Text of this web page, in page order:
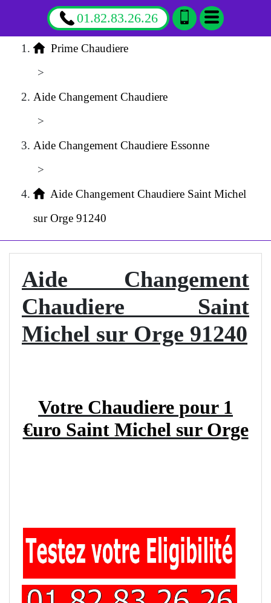
01.82.83.26.26
Prime Chaudiere
>
Aide Changement Chaudiere
>
Aide Changement Chaudiere Essonne
>
Aide Changement Chaudiere Saint Michel
sur Orge 91240
Aide Changement
Chaudiere Saint
Michel sur Orge 91240
Votre Chaudiere pour 1
€uro Saint Michel sur Orge